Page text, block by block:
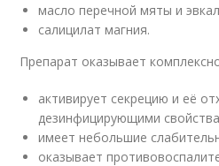
масло перечной мяты и
салицилат магния.
Препарат оказывает
активирует секрецию и её
дезинфицирующими
имеет небольшие
оказывает